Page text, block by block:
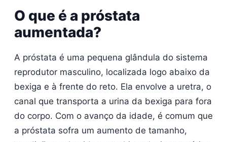
O que é a próstata
aumentada?
A próstata é uma pequena glândula do sistema
reprodutor masculino, localizada logo abaixo da
bexiga e à frente do reto. Ela envolve a uretra, o
canal que transporta a urina da bexiga para fora
do corpo. Com o avanço da idade, é comum que
a próstata sofra um aumento de tamanho,